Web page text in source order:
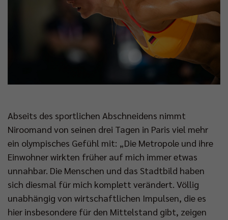
Abseits des sportlichen Abschneidens nimmt
Niroomand von seinen drei Tagen in Paris viel mehr
ein olympisches Gefühl mit: „Die Metropole und ihre
Einwohner wirkten früher auf mich immer etwas
unnahbar. Die Menschen und das Stadtbild haben
sich diesmal für mich komplett verändert. Völlig
unabhängig von wirtschaftlichen Impulsen, die es
hier insbesondere für den Mittelstand gibt, zeigen